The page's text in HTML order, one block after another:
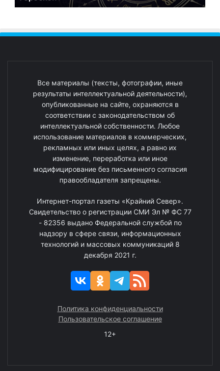
Все материалы (тексты, фотографии, иные
результаты интеллектуальной деятельности),
опубликованные на сайте, охраняются в
соответствии с законодательством об
интеллектуальной собственности. Любое
использование материалов в коммерческих,
рекламных или иных целях, а равно их
изменение, переработка или иное
модифицирование без письменного согласия
правообладателя запрещены.
Интернет-портал газеты «Крайний Север».
Свидетельство о регистрации СМИ Эл № ФС 77
- 82356 выдано Федеральной службой по
надзору в сфере связи, информационных
технологий и массовых коммуникаций 8
декабря 2021 г.
Политика конфиденциальности
Пользовательское соглашение
12+